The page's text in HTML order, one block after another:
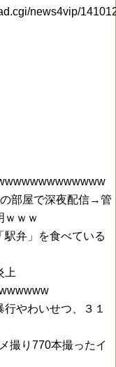
news4vip/
の部屋で深夜配信→管
ｗｗｗ
弁」を食べている
上
やわいせつ、３１
撮り770本撮ったイ